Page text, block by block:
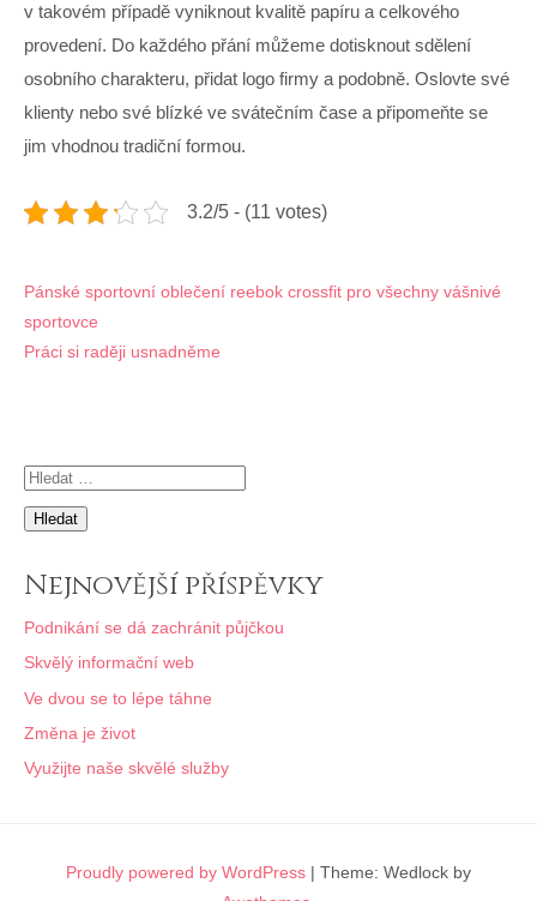
v takovém případě vyniknout kvalitě papíru a celkového
provedení. Do každého přání můžeme dotisknout sdělení
osobního charakteru, přidat logo firmy a podobně. Oslovte své
klienty nebo své blízké ve svátečním čase a připomeňte se
jim vhodnou tradiční formou.
3.2/5 - (11 votes)
Navigace
pro
Pánské sportovní oblečení reebok crossfit pro všechny vášnivé
sportovce
Práci si raději usnadněme
Vyhledávání
Nejnovější příspěvky
Podnikání se dá zachránit půjčkou
Skvělý informační web
Ve dvou se to lépe táhne
Změna je život
Využijte naše skvělé služby
Proudly powered by WordPress | Theme: Wedlock by